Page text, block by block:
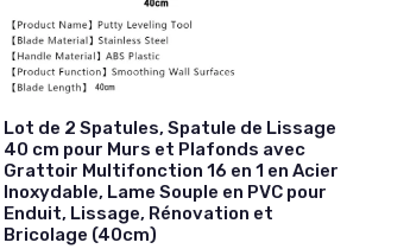
Lot de 2 Spatules, Spatule de Lissage
40 cm pour Murs et Plafonds avec
Grattoir Multifonction 16 en 1 en Acier
Inoxydable, Lame Souple en PVC pour
Enduit, Lissage, Rénovation et
Bricolage (40cm)